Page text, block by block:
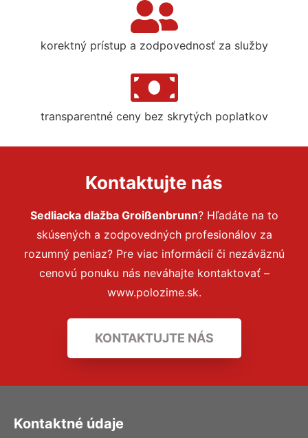
korektný prístup a zodpovednosť za služby
transparentné ceny bez skrytých poplatkov
Kontaktujte nás
Sedliacka dlažba Groißenbrunn? Hľadáte na to
skúsených a zodpovedných profesionálov za
rozumný peniaz? Pre viac informácií či nezáväznú
cenovú ponuku nás neváhajte kontaktovať –
www.polozime.sk.
KONTAKTUJTE NÁS
Kontaktné údaje